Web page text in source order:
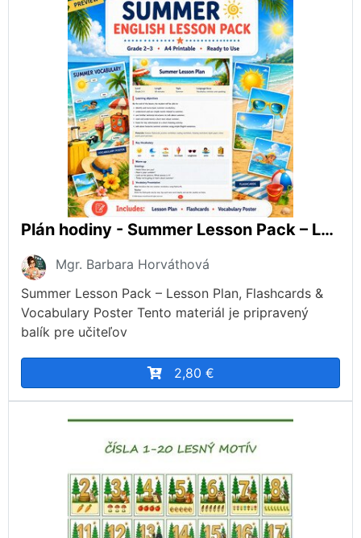
Plán hodiny - Summer Lesson Pack – Lesson Plan, Flashcards & Vocabulary Poster
Mgr. Barbara Horváthová
Summer Lesson Pack – Lesson Plan, Flashcards &
Vocabulary Poster Tento materiál je pripravený
balík pre učiteľov
2,80 €